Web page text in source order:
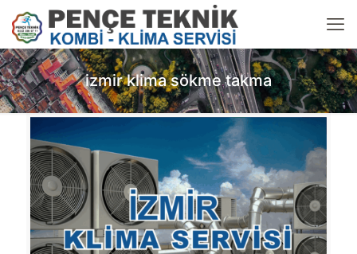
izmir klima sökme takma